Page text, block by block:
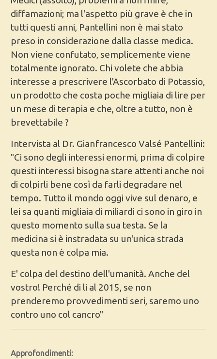
diffamazioni; ma l'aspetto più grave è che in
tutti questi anni, Pantellini non è mai stato
preso in considerazione dalla classe medica.
Non viene confutato, semplicemente viene
totalmente ignorato. Chi volete che abbia
interesse a prescrivere l'Ascorbato di Potassio,
un prodotto che costa poche migliaia di lire per
un mese di terapia e che, oltre a tutto, non è
brevettabile ?
Intervista al Dr. Gianfrancesco Valsé Pantellini:
"Ci sono degli interessi enormi, prima di colpire
questi interessi bisogna stare attenti anche noi
di colpirli bene così da farli degradare nel
tempo. Tutto il mondo oggi vive sul denaro, e
lei sa quanti migliaia di miliardi ci sono in giro in
questo momento sulla sua testa. Se la
medicina si è instradata su un'unica strada
questa non è colpa mia.
E' colpa del destino dell'umanità. Anche del
vostro! Perché di li al 2015, se non
prenderemo provvedimenti seri, saremo uno
contro uno col cancro"
Approfondimenti: